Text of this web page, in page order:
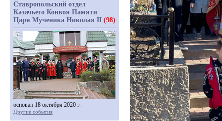
Ставропольский отдел
Казачьего Конвоя Памяти
Царя Мученика Николая II (98)
основан 18 октября 2020 г.
Другие события